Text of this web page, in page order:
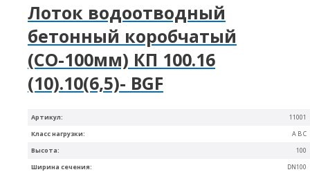
Артикул: 11001
Ширина сечения: DN100
Высота: 100
Класс нагрузки: A B C
Лоток водоотводный
бетонный коробчатый
(СО-100мм) КП 100.16
(10).10(6,5)- BGF